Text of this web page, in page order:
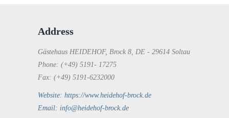
Address
Gästehaus HEIDEHOF, Brock 8, DE - 29614 Soltau
Phone: (+49) 5191- 17275
Fax: (+49) 5191-6232000
Website: https://www.heidehof-brock.de
Email: info@heidehof-brock.de